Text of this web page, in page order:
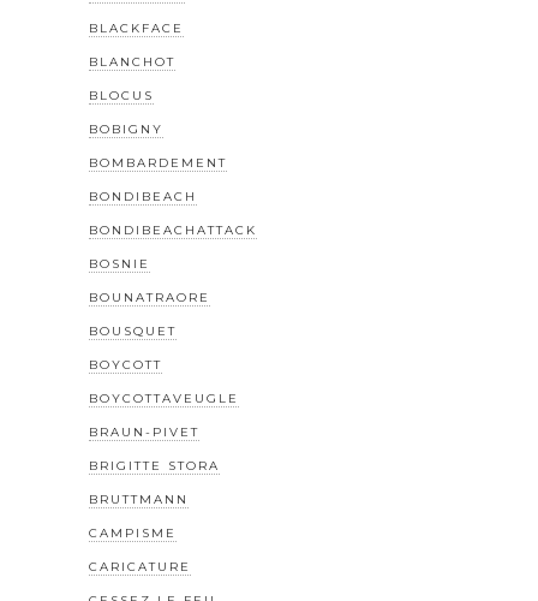
BLACKFACE
BLANCHOT
BLOCUS
BOBIGNY
BOMBARDEMENT
BONDIBEACH
BONDIBEACHATTACK
BOSNIE
BOUNATRAORE
BOUSQUET
BOYCOTT
BOYCOTTAVEUGLE
BRAUN-PIVET
BRIGITTE STORA
BRUTTMANN
CAMPISME
CARICATURE